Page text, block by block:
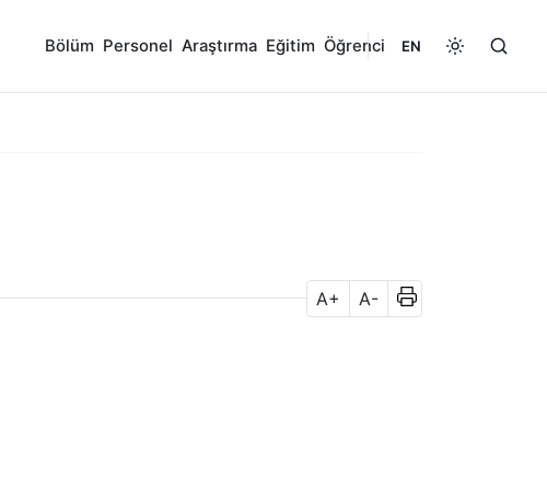
Bölüm Personel Araştırma Eğitim Öğrenci EN
A+
A-